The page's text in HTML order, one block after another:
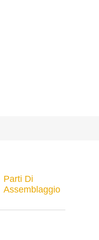
Parti Di
Assemblaggio